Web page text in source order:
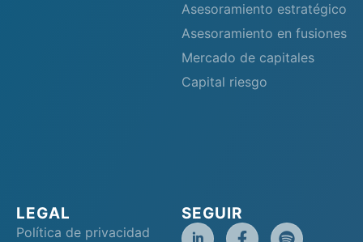
Asesoramiento estratégico
Asesoramiento en fusiones
Mercado de capitales
Capital riesgo
LEGAL
Política de privacidad
SEGUIR